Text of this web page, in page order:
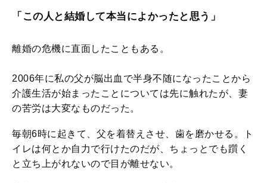
「この人と結婚して本当によかったと思う」
離婚の危機に直面したこともある。
2006年に私の父が脳出血で半身不随になったことから
介護生活が始まったことについては先に触れたが、妻
の苦労は大変なものだった。
毎朝6時に起きて、父を着替えさせ、歯を磨かせる。ト
イレは何とか自力で行けたのだが、ちょっとでも躓く
と立ち上がれないので目が離せない。